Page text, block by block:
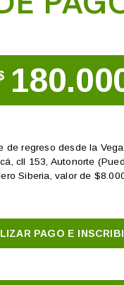
de regreso desde la
cll 153, Autonorte
Siberia, valor de
PAGO E